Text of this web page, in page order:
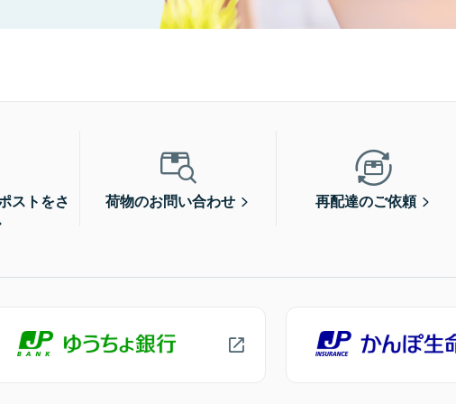
ストをさ
荷物のお問い合わせ 再配達のご依頼